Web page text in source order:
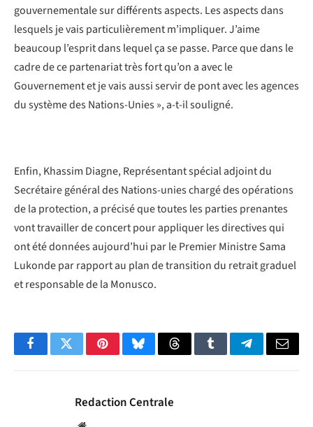
gouvernementale sur différents aspects. Les aspects dans
lesquels je vais particulièrement m’impliquer. J’aime
beaucoup l’esprit dans lequel ça se passe. Parce que dans le
cadre de ce partenariat très fort qu’on a avec le
Gouvernement et je vais aussi servir de pont avec les agences
du système des Nations-Unies », a-t-il souligné.
Enfin, Khassim Diagne, Représentant spécial adjoint du
Secrétaire général des Nations-unies chargé des opérations
de la protection, a précisé que toutes les parties prenantes
vont travailler de concert pour appliquer les directives qui
ont été données aujourd’hui par le Premier Ministre Sama
Lukonde par rapport au plan de transition du retrait graduel
et responsable de la Monusco.
FacebookTwitterPinterestBlueskyThreadsTumblrTelegramEmail
Redaction Centrale